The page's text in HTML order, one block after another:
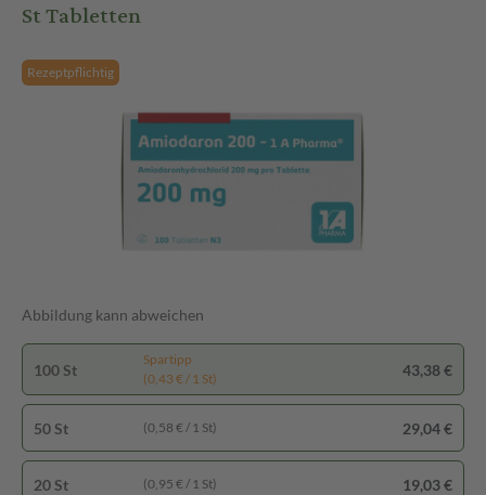
St Tabletten
Rezeptpflichtig
Abbildung kann abweichen
100 St
Spartipp
(0,43 € / 1 St)
43,38 €
50 St (0,58 € / 1 St) 29,04 €
20 St (0,95 € / 1 St) 19,03 €